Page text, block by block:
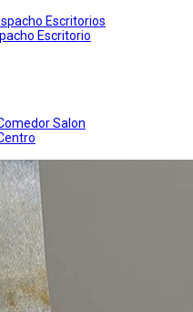
Escritorios
Escritorio
Salon